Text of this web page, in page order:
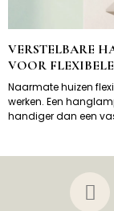
VERSTELBARE
VOOR
Naarmate huizen
werken. Een
handiger dan een